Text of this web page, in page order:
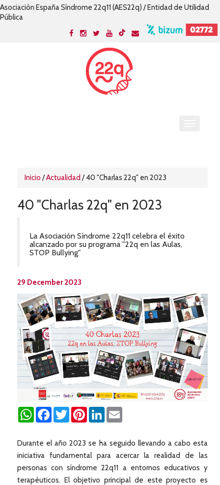
Asociación España Síndrome 22q11 (AES22q) / Entidad de Utilidad
Pública
Inicio /Actualidad /40 "Charlas 22q" en 2023
40 "Charlas 22q" en 2023
La Asociación Síndrome 22q11 celebra el éxito
alcanzado por su programa "22q en las Aulas,
STOP Bullying"
29 December 2023
WhatsAppFacebookTwitterPinterestLinkedIn
Durante el año 2023 se ha seguido llevando a cabo esta
iniciativa fundamental para acercar la realidad de las
personas con síndrome 22q11 a entornos educativos y
terapéuticos. El objetivo principal de este proyecto es